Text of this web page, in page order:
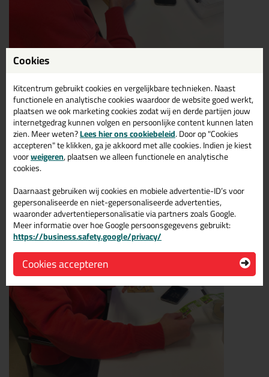
Cookies
Kitcentrum gebruikt cookies en vergelijkbare technieken. Naast
functionele en analytische cookies waardoor de website goed werkt,
plaatsen we ook marketing cookies zodat wij en derde partijen jouw
internetgedrag kunnen volgen en persoonlijke content kunnen laten
zien. Meer weten?Lees hier ons cookiebeleid. Door op "Cookies
accepteren" te klikken, ga je akkoord met alle cookies. Indien je kiest
voorweigeren, plaatsen we alleen functionele en analytische
cookies.
Daarnaast gebruiken wij cookies en mobiele advertentie-ID’s voor
gepersonaliseerde en niet-gepersonaliseerde advertenties,
waaronder advertentiepersonalisatie via partners zoals Google.
Meer informatie over hoe Google persoonsgegevens gebruikt:
https://business.safety.google/privacy/
Cookies accepteren